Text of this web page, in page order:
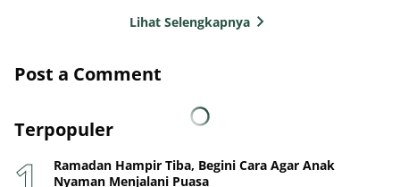
Lihat Selengkapnya
Post a Comment
Terpopuler
Ramadan Hampir Tiba, Begini Cara Agar Anak
Nyaman Menjalani Puasa